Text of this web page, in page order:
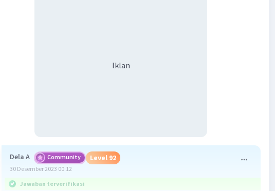
Iklan
Dela A Community Level 92
30 Desember 2023 00:12
Jawaban terverifikasi